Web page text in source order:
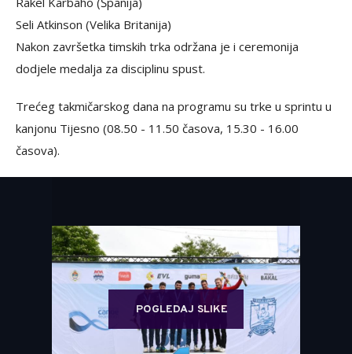
Seli Atkinson (Velika Britanija)
Nakon završetka timskih trka održana je i ceremonija
dodjele medalja za disciplinu spust.
Trećeg takmičarskog dana na programu su trke u sprintu u
kanjonu Tijesno (08.50 - 11.50 časova, 15.30 - 16.00
časova).
POGLEDAJ SLIKE